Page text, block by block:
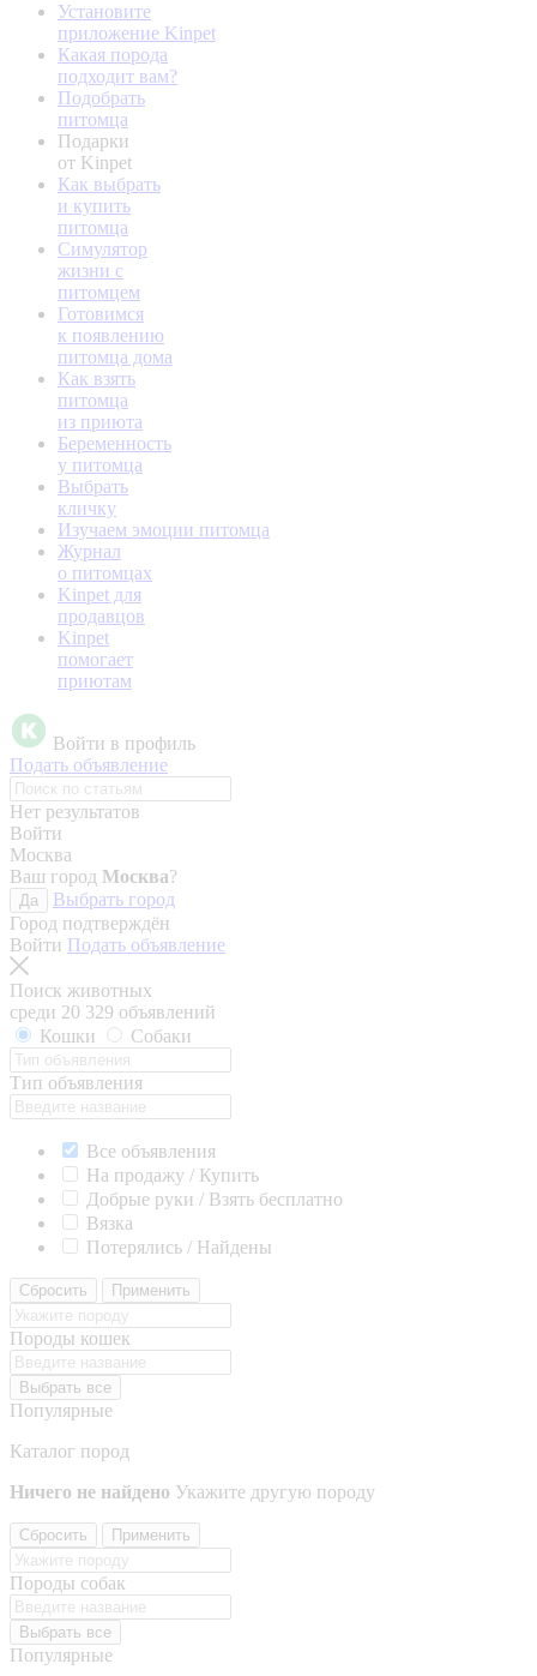
Установите
приложение Kinpet
Какая порода
подходит вам?
Подобрать
питомца
Подарки
от Kinpet
Как выбрать
и купить
питомца
Симулятор
жизни с
питомцем
Готовимся
к появлению
питомца дома
Как взять
питомца
из приюта
Беременность
у питомца
Выбрать
кличку
Изучаем эмоции питомца
Журнал
о питомцах
Kinpet для
продавцов
Kinpet
помогает
приютам
Войти в профиль
Подать объявление
Нет результатов
Войти
Москва
Ваш город Москва?
Да
Выбрать город
Город подтверждён
Войти Подать объявление
Поиск животных
среди 20 329 объявлений
Кошки
Собаки
Тип объявления
Все объявления
На продажу / Купить
Добрые руки / Взять бесплатно
Вязка
Потерялись / Найдены
Сбросить Применить
Породы кошек
Выбрать все
Популярные
Каталог пород
Ничего не найдено Укажите другую породу
Сбросить Применить
Породы собак
Выбрать все
Популярные